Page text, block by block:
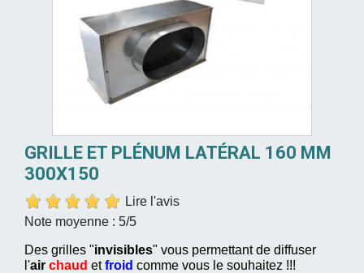
GRILLE ET PLÉNUM LATÉRAL 160 MM
300X150
Lire l'avis
Note moyenne : 5/5
Des grilles "invisibles" vous permettant de diffuser
l'air chaud etfroid comme vous le souhaitez !!!